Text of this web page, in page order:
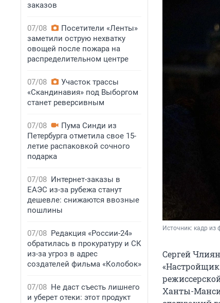
заказов
07/08
Посетители «Ленты»
заметили острую нехватку
овощей после пожара на
распределительном центре
07/08
Участок трассы
«Скандинавия» под Выборгом
станет реверсивным
07/08
Пума Синди из
Петербурга отметила свое 15-
летие распаковкой сочного
подарка
07/08 Интернет-заказы в
ЕАЭС из-за рубежа станут
дешевле: снижаются ввозные
пошлины
07/08 Редакция «России-24»
обратилась в прокуратуру и СК
из-за угроз в адрес
создателей фильма «Колобок»
07/08 Не даст съесть лишнего
и уберет отеки: этот продукт
Источник: кадр из
Сергей
Ханты-